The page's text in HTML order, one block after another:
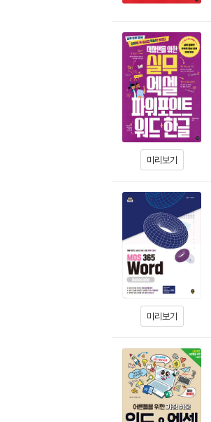
미리보기
미리보기